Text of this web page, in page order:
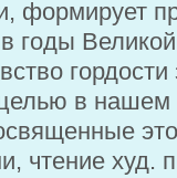
формирует
годы
целью в
чтение худ.